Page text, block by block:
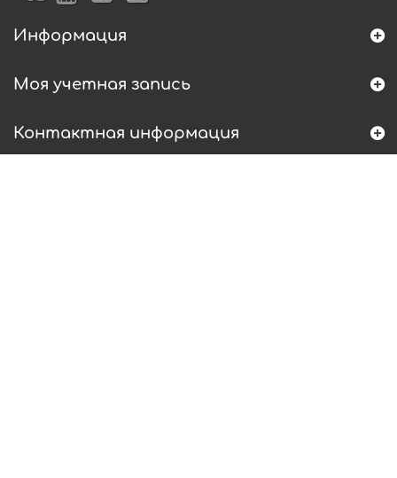
Информация
Моя учетная запись
Контактная информация